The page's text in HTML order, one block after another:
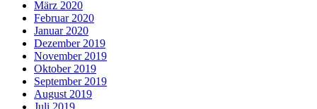
März 2020
Februar 2020
Januar 2020
Dezember 2019
November 2019
Oktober 2019
September 2019
August 2019